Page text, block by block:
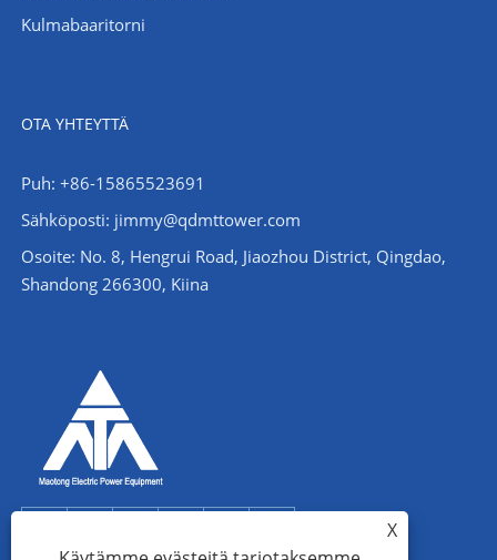
Kulmabaaritorni
OTA YHTEYTTÄ
Puh: +86-15865523691
Sähköposti: jimmy@qdmttower.com
Osoite: No. 8, Hengrui Road, Jiaozhou District, Qingdao,
Shandong 266300, Kiina
X